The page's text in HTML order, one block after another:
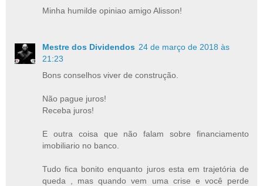
Minha humilde opiniao amigo Alisson!
Mestre dos Dividendos 24 de março de 2018 às
21:23
Bons conselhos viver de construção.
Não pague juros!
Receba juros!
E outra coisa que não falam sobre financiamento
imobiliario no banco.
Tudo fica bonito enquanto juros esta em trajetória de
queda , mas quando vem uma crise e você perde